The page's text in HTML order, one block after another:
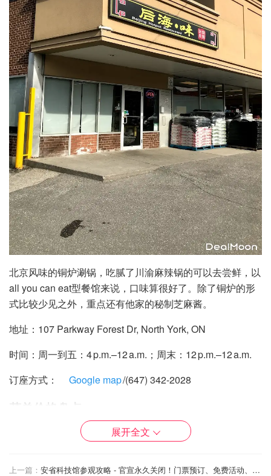
北京风味的铜炉涮锅，吃腻了川渝麻辣锅的可以去尝鲜，以
all you can eat型餐馆来说，口味算很好了。除了铜炉的形
式比较少见之外，重点还有他家的秘制芝麻酱。
地址：107 Parkway Forest Dr, North York, ON
时间：周一到五：4 p.m.–12 a.m.；周末：12 p.m.–12 a.m.
订座方式：
Google map/(647) 342-2028
菜单价格盘点
人均消费：30加币左右 展开全文
上一篇：
安省科技馆参观攻略 - 官宣永久关闭！门票预订、免费活动、特色展览盘点！